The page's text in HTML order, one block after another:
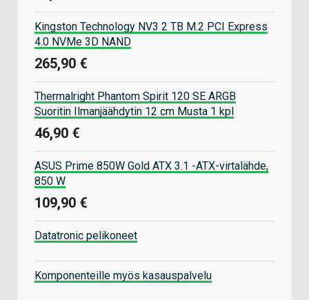
Kingston Technology NV3 2 TB M.2 PCI Express
4.0 NVMe 3D NAND
265,90 €
Thermalright Phantom Spirit 120 SE ARGB
Suoritin Ilmanjäähdytin 12 cm Musta 1 kpl
46,90 €
ASUS Prime 850W Gold ATX 3.1 -ATX-virtalähde,
850 W
109,90 €
Datatronic pelikoneet
Komponenteille myös kasauspalvelu